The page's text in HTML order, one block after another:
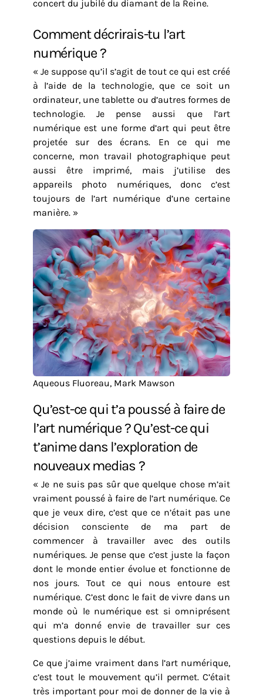
concert du jubilé du diamant de la Reine.
Comment décrirais-tu l’art
numérique ?
« Je suppose qu’il s’agit de tout ce qui est créé
à l’aide de la technologie, que ce soit un
ordinateur, une tablette ou d’autres formes de
technologie. Je pense aussi que l’art
numérique est une forme d’art qui peut être
projetée sur des écrans. En ce qui me
concerne, mon travail photographique peut
aussi être imprimé, mais j’utilise des
appareils photo numériques, donc c’est
toujours de l’art numérique d’une certaine
manière. »
Aqueous Fluoreau, Mark Mawson
Qu’est-ce qui t’a poussé à faire de
l’art numérique ? Qu’est-ce qui
t’anime dans l’exploration de
nouveaux medias ?
« Je ne suis pas sûr que quelque chose m’ait
vraiment poussé à faire de l’art numérique. Ce
que je veux dire, c’est que ce n’était pas une
décision consciente de ma part de
commencer à travailler avec des outils
numériques. Je pense que c’est juste la façon
dont le monde entier évolue et fonctionne de
nos jours. Tout ce qui nous entoure est
numérique. C’est donc le fait de vivre dans un
monde où le numérique est si omniprésent
qui m’a donné envie de travailler sur ces
questions depuis le début.
Ce que j’aime vraiment dans l’art numérique,
c’est tout le mouvement qu’il permet. C’était
très important pour moi de donner de la vie à